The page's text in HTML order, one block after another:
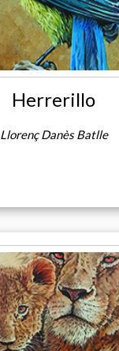
Herrerillo
Llorenç Danès Batlle